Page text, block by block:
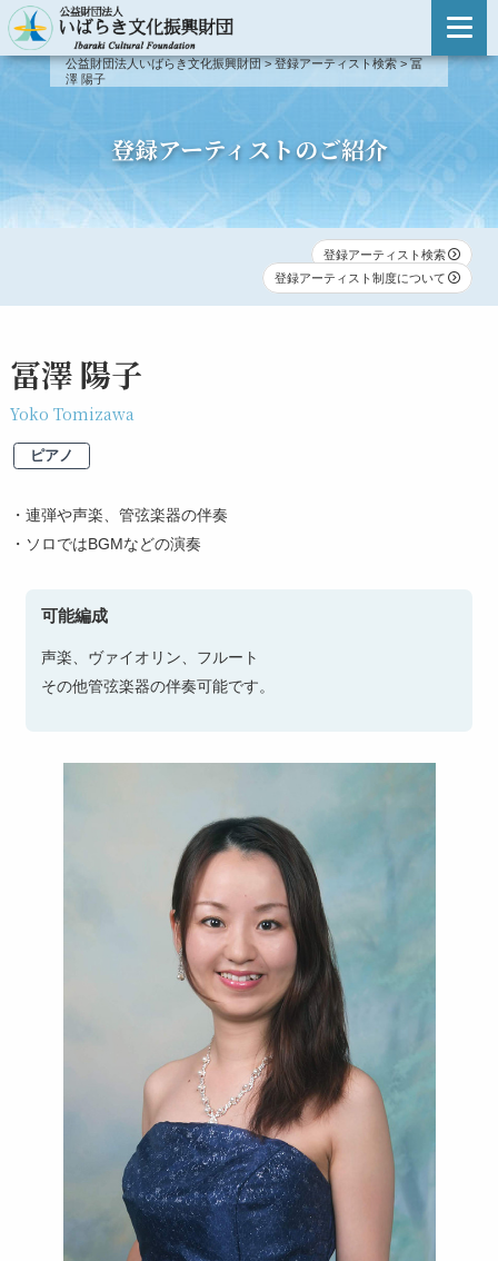
主催事業のご案内
主催事業のご案内
登録アーティスト検索
登録アーティスト検索
登録アーティスト制度について
新人演奏会
新人演奏会
第46回〜第50回
第41回〜第45回
第31回〜第40回
第21回〜第30回
第11回〜第20回
出演依頼・お問い合わせ
公益財団法人いばらき文化振興財団>登録アーティスト検索>冨
澤 陽子
登録アーティストのご紹介
登録アーティスト検索
登録アーティスト制度について
冨澤 陽子
Yoko Tomizawa
ピアノ
・連弾や声楽、管弦楽器の伴奏
・ソロではBGMなどの演奏
可能編成
声楽、ヴァイオリン、フルート
その他管弦楽器の伴奏可能です。